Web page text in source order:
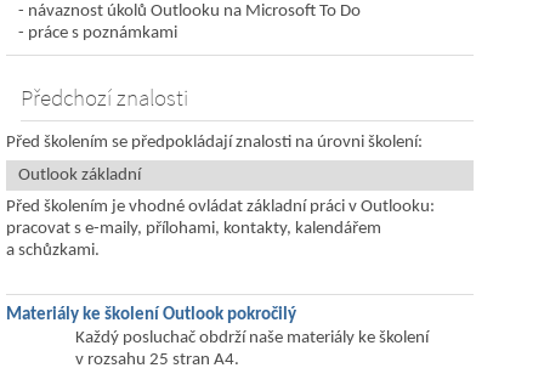
návaznost úkolů Outlooku na Microsoft To Do
práce s poznámkami
Předchozí znalosti
Před školením se předpokládají znalosti na úrovni školení:
Outlook základní
Před školením je vhodné ovládat základní práci v Outlooku:
pracovat s e-maily, přílohami, kontakty, kalendářem
a schůzkami.
Materiály ke školení Outlook pokročilý
Každý posluchač obdrží naše materiály ke školení
v rozsahu 25 stran A4.